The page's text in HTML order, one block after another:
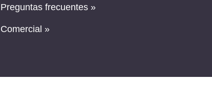
Preguntas frecuentes »
Comercial »